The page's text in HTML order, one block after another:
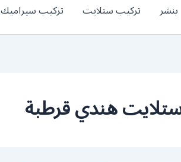
بنشر تركيب ستلايت تركيب سيراميك
هندي قرطبة